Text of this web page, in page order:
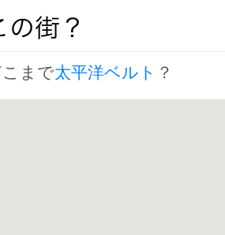
まで太平洋ベルト ？